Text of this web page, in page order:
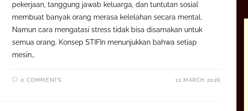
pekerjaan, tanggung jawab keluarga, dan tuntutan sosial
membuat banyak orang merasa kelelahan secara mental.
Namun cara mengatasi stress tidak bisa disamakan untuk
semua orang. Konsep STIFIn menunjukkan bahwa setiap
mesin…
0 COMMENTS 12 MARCH 2026